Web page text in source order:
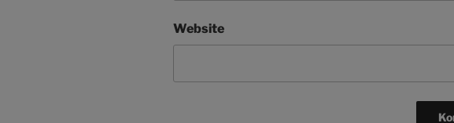
Website